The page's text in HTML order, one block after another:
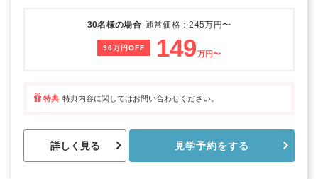
30名様の場合 通常価格：245万円〜
96万円OFF 149万円〜
特典 特典内容に関してはお問い合わせください。
詳しく見る 見学予約をする